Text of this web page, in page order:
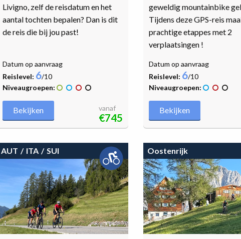
Livigno, zelf de reisdatum en het
aantal tochten bepalen? Dan is dit
de reis die bij jou past!
Datum op aanvraag
Reislevel: 6/10
Niveaugroepen:
Bekijken vanaf
€745
geweldig mountainbike
Tijdens deze GPS-reis
prachtige etappes met 2
verplaatsingen !
Datum op aanvraag
Reislevel: 6/10
Niveaugroepen:
Bekijken
AUT ITA SUI Oostenrijk